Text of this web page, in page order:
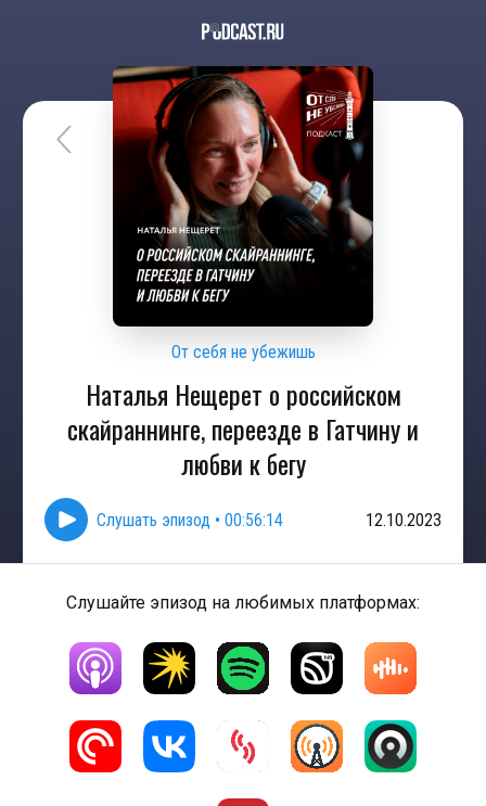
От себя не убежишь
Наталья Нещерет о российском
скайраннинге, переезде в Гатчину и
любви к бегу
Слушать эпизод • 00:56:14 12.10.2023
Слушайте эпизод на любимых платформах: